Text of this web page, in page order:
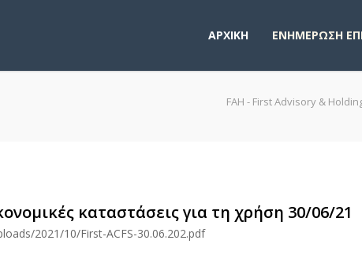
ΑΡΧΙΚΗ ΕΝΗΜΕΡΩΣΗ
FAH - First Advisory &
καταστάσεις για τη χρήση 30/06/21
2021/10/First-ACFS-30.06.202.pdf